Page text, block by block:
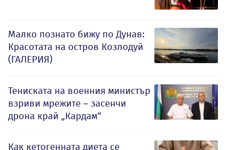
Малко познато бижу по Дунав:
Красотата на остров Козлодуй
(ГАЛЕРИЯ)
Тениската на военния министър
взриви мрежите – засенчи
дрона край „Кардам“
Как кетогенната диета се